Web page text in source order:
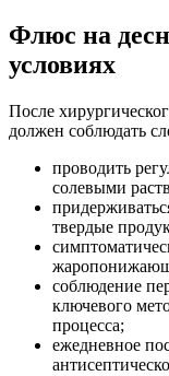
Флюс на
условиях
После
должен соблюдать
проводить
солевыми
твердые
соблюдение
ключевого
процесса;
ежедневное